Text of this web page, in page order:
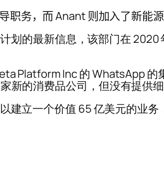
务，而 Anant 则加入了新能源
的最新信息，该部门在 2020
Platform Inc 的 WhatsApp 的
新的消费品公司，但没有提供细
建立一个价值 65 亿美元的业